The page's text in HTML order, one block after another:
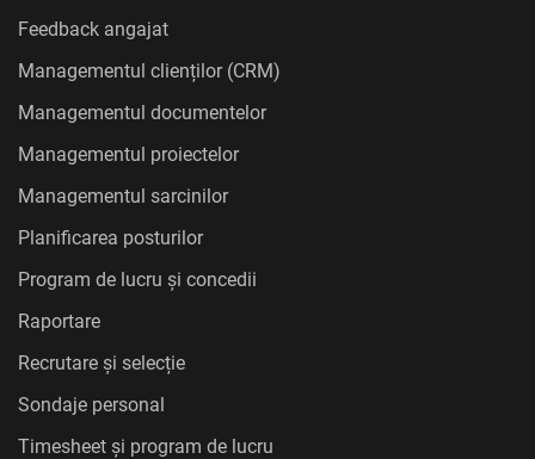
Feedback angajat
Managementul clienților (CRM)
Managementul documentelor
Managementul proiectelor
Managementul sarcinilor
Planificarea posturilor
Program de lucru și concedii
Raportare
Recrutare și selecție
Sondaje personal
Timesheet și program de lucru